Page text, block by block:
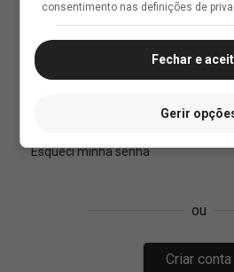
consentimento nas definições de
Fechar e
Gerir